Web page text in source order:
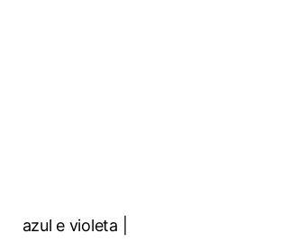
Categorias
azul e violeta |